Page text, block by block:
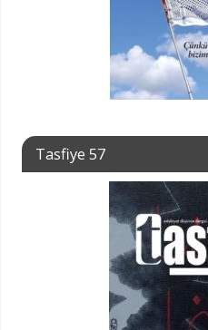
Tasfiye 57